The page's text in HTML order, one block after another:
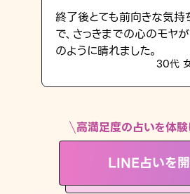
LINE占いを開く
※LINEアプリ内のサービスページへ遷移します
終了後とても前向きな気持
で、さっきまでの心のモヤ
のように晴れました。
30代
高満足度の占いを体験
LINE占いを